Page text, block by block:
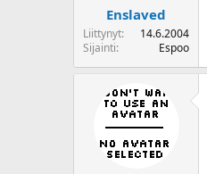
Enslaved
Liittynyt
14.6.2004
Sijainti
Espoo